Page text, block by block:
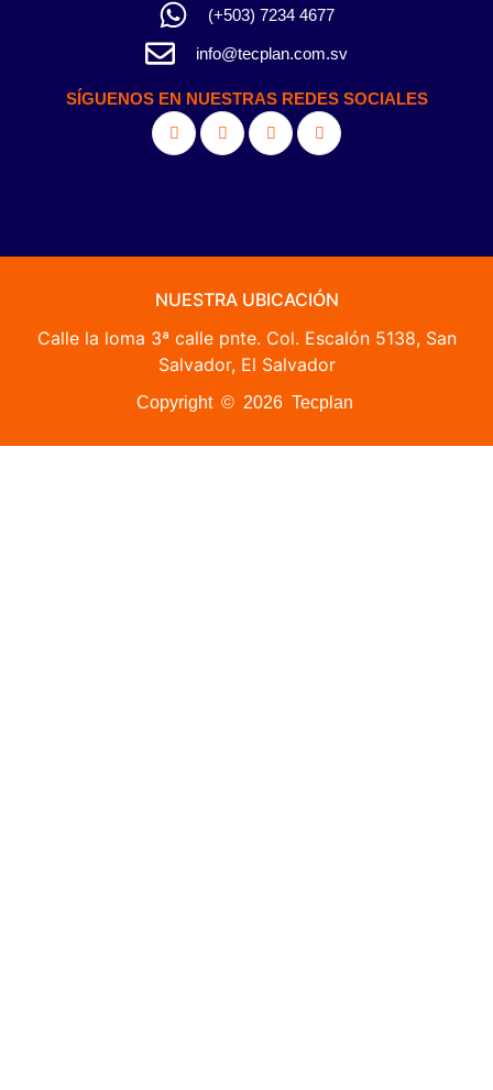
(+503) 7234 4677
info@tecplan.com.sv
SÍGUENOS EN NUESTRAS REDES SOCIALES
NUESTRA UBICACIÓN
Calle la loma 3ª calle pnte. Col. Escalón 5138, San
Salvador, El Salvador
Copyright © 2026 Tecplan